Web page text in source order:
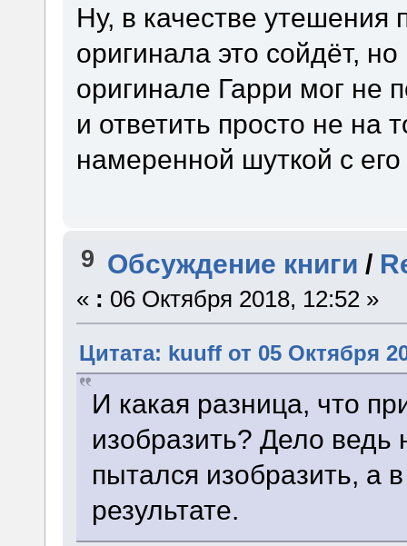
Ну, в качестве утешения
оригинала это сойдёт,
оригинале Гарри мог не
и ответить просто не на
намеренной шуткой с
9 Обсуждение книги /
« : 06 Октября 2018, 12:52 »
Цитата: kuuff от 05 Октября
И какая разница, что
изобразить? Дело
пытался изобразить, а
результате.